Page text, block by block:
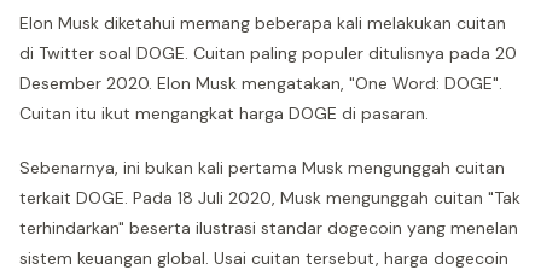
Elon Musk diketahui memang beberapa kali melakukan cuitan
di Twitter soal DOGE. Cuitan paling populer ditulisnya pada 20
Desember 2020. Elon Musk mengatakan, "One Word: DOGE".
Cuitan itu ikut mengangkat harga DOGE di pasaran.
Sebenarnya, ini bukan kali pertama Musk mengunggah cuitan
terkait DOGE. Pada 18 Juli 2020, Musk mengunggah cuitan "Tak
terhindarkan" beserta ilustrasi standar dogecoin yang menelan
sistem keuangan global. Usai cuitan tersebut, harga dogecoin